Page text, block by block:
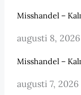
Misshandel –
augusti 8, 2026
Misshandel –
augusti 7, 2026